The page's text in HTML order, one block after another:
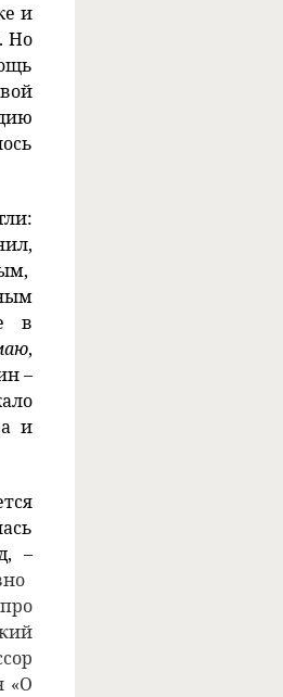
и
Но
в
,
–
и
–
«О